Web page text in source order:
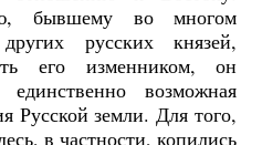
бывшему во многом
русских князей,
его изменником, он
возможная
Русской земли. Для того,
в частности, копились